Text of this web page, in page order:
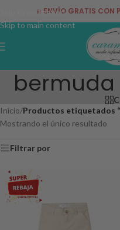
Skip to navigation
Skip to main content
¡¡ ENVÍO GRATIS CON
Inicio/Productos etiquetados
Mostrando el único resultado
Filtrar por